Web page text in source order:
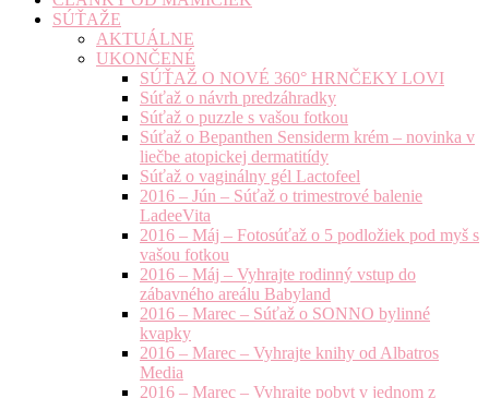
SÚŤAŽE
AKTUÁLNE
UKONČENÉ
SÚŤAŽ O NOVÉ 360° HRNČEKY LOVI
Súťaž o návrh predzáhradky
Súťaž o puzzle s vašou fotkou
Súťaž o Bepanthen Sensiderm krém – novinka v
liečbe atopickej dermatitídy
Súťaž o vaginálny gél Lactofeel
2016 – Jún – Súťaž o trimestrové balenie
LadeeVita
2016 – Máj – Fotosúťaž o 5 podložiek pod myš s
vašou fotkou
2016 – Máj – Vyhrajte rodinný vstup do
zábavného areálu Babyland
2016 – Marec – Súťaž o SONNO bylinné
kvapky
2016 – Marec – Vyhrajte knihy od Albatros
Media
2016 – Marec – Vyhrajte pobyt v jednom z